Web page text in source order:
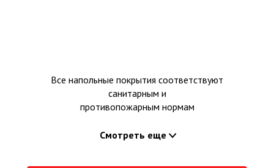
Все напольные покрытия соответствуют
санитарным и
противопожарным нормам
Смотреть еще